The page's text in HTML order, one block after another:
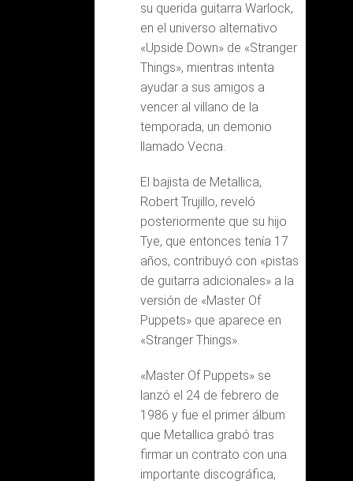
su querida guitarra Warlock,
en el universo alternativo
«Upside Down» de «Stranger
Things», mientras intenta
ayudar a sus amigos a
vencer al villano de la
temporada, un demonio
llamado Vecna.
El bajista de Metallica,
Robert Trujillo, reveló
posteriormente que su hijo
Tye, que entonces tenía 17
años, contribuyó con «pistas
de guitarra adicionales» a la
versión de «Master Of
Puppets» que aparece en
«Stranger Things».
«Master Of Puppets» se
lanzó el 24 de febrero de
1986 y fue el primer álbum
que Metallica grabó tras
firmar un contrato con una
importante discográfica,